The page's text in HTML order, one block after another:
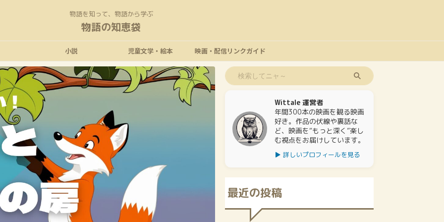
物語を知って、物語から学ぶ
物語の知恵袋
小説 児童文学・絵本 映画・配信リンクガイド
Wittale 運営者
年間300本の映画を観る映画
好き。作品の伏線や裏話な
ど、映画を“もっと深く”楽し
む視点をお届けしています。
▶ 詳しいプロフィールを見る
最近の投稿